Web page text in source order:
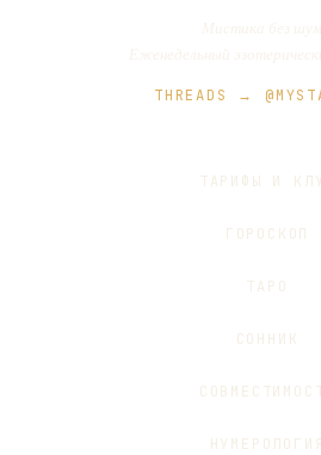
THREADS →
ТАРИФЫ И
ГОРОСКОП
ТАРО
СОННИК
НУМЕРОЛОГИЯ